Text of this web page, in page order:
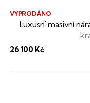
Luxusní masivní
VYPRODÁNO
26 100 Kč